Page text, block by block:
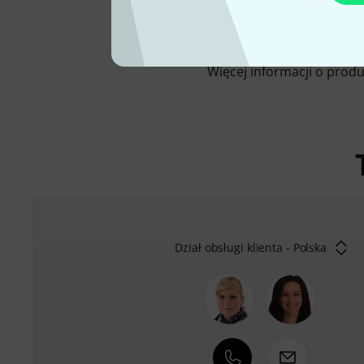
Więcej informacji o
Dział obsługi klienta - Polska